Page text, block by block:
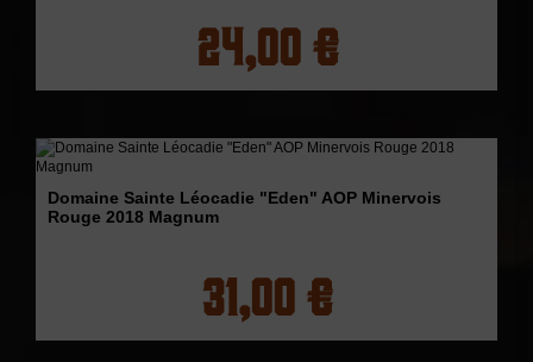
24,00 €
Domaine Sainte Léocadie "Eden" AOP Minervois
Rouge 2018 Magnum
31,00 €